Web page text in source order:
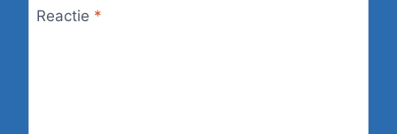
Reactie *